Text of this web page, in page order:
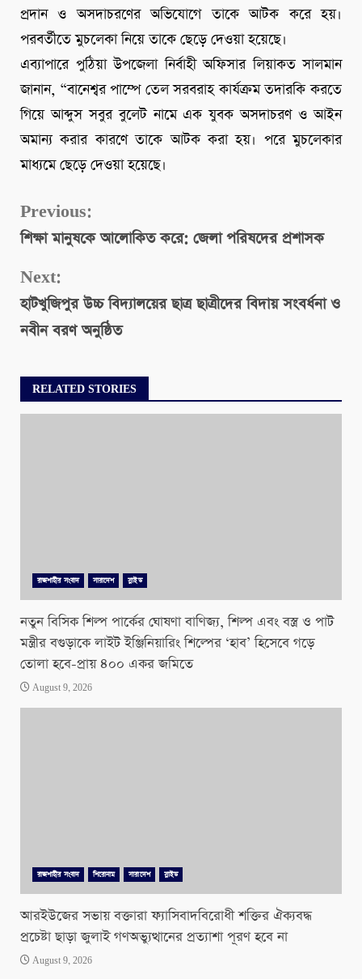
প্রদান ও অসদাচরণের অভিযোগে তাকে আটক করে হয়।
পরবর্তীতে মুচলেকা নিয়ে তাকে ছেড়ে দেওয়া হয়েছে।
এব্যাপারে পুঠিয়া উপজেলা নির্বাহী অফিসার লিয়াকত সালমান
জানান, “বানেশ্বর পাম্পে তেল সরবরাহ কার্যক্রম তদারকি করতে
গিয়ে আব্দুস সবুর বুলেট নামে এক যুবক অসদাচরণ ও আইন
অমান্য করার কারণে তাকে আটক করা হয়। পরে মুচলেকার
মাধ্যমে ছেড়ে দেওয়া হয়েছে।
Continue
Reading
Previous:
শিক্ষা মানুষকে আলোকিত করে: জেলা পরিষদের প্রশাসক
Next:
হাটখুজিপুর উচ্চ বিদ্যালয়ের ছাত্র ছাত্রীদের বিদায় সংবর্ধনা ও
নবীন বরণ অনুষ্ঠিত
RELATED STORIES
রাজশাহীর সংবাদ সারাদেশ স্লাইড
নতুন বিসিক শিল্প পার্কের ঘোষণা বাণিজ্য, শিল্প এবং বস্ত্র ও পাট
মন্ত্রীর বগুড়াকে লাইট ইঞ্জিনিয়ারিং শিল্পের ‘হাব’ হিসেবে গড়ে
তোলা হবে-প্রায় ৪০০ একর জমিতে
August 9, 2026
রাজশাহীর সংবাদ শিরোনাম সারাদেশ স্লাইড
আরইউজের সভায় বক্তারা ফ্যাসিবাদবিরোধী শক্তির ঐক্যবদ্ধ
প্রচেষ্টা ছাড়া জুলাই গণঅভ্যুত্থানের প্রত্যাশা পূরণ হবে না
August 9, 2026